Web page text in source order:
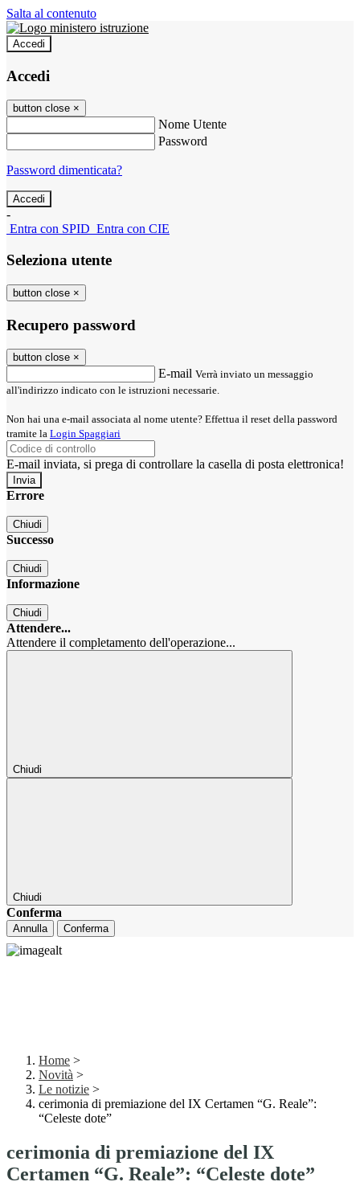
Salta al contenuto
Accedi
Accedi
button close ×
Nome Utente
Password
Password dimenticata?
-
Entra con SPID Entra con CIE
Seleziona utente
button close ×
Recupero password
button close ×
E-mail Verrà inviato un messaggio
all'indirizzo indicato con le istruzioni necessarie.
Non hai una e-mail associata al nome utente? Effettua il reset della password
tramite la Login Spaggiari
E-mail inviata, si prega di controllare la casella di posta elettronica!
Errore
Chiudi
Successo
Chiudi
Informazione
Chiudi
Attendere...
Attendere il completamento dell'operazione...
Chiudi
Chiudi
Conferma
Annulla Conferma
Home >
Novità >
Le notizie >
cerimonia di premiazione del IX Certamen “G. Reale”:
“Celeste dote”
cerimonia di premiazione del IX
Certamen “G. Reale”: “Celeste dote”